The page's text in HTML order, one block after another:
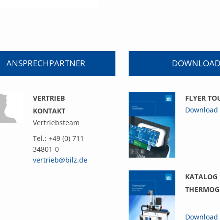
ANSPRECHPARTNER
VERTRIEB
KONTAKT
Vertriebsteam
Tel.: +49 (0) 711
34801-0
vertrieb@bilz.de
FLYER
Download
KATALOG
Download